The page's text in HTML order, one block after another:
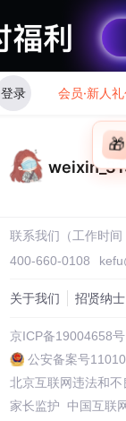
登录 会员·新人
联系我们（工作时间
400-660-0108
关于我们 招贤纳士
京ICP备19004658号
公安备案号
北京互联网违法和
家长监护
中国互联